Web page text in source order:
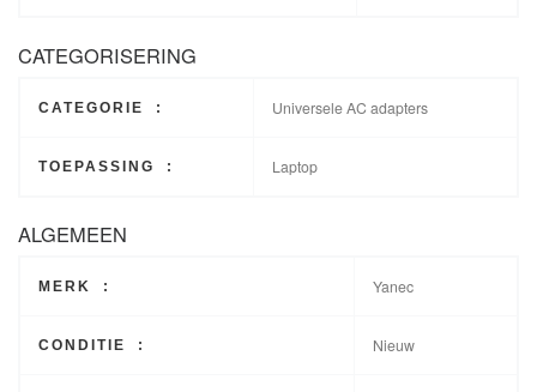
CATEGORISERING
CATEGORIE : Universele AC adapters
TOEPASSING : Laptop
ALGEMEEN
MERK : Yanec
CONDITIE : Nieuw